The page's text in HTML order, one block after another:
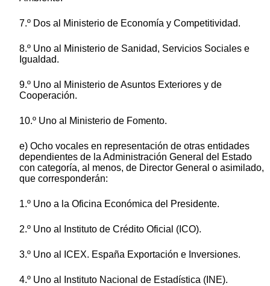
7.º Dos al Ministerio de Economía y Competitividad.
8.º Uno al Ministerio de Sanidad, Servicios Sociales e
Igualdad.
9.º Uno al Ministerio de Asuntos Exteriores y de
Cooperación.
10.º Uno al Ministerio de Fomento.
e) Ocho vocales en representación de otras entidades
dependientes de la Administración General del Estado
con categoría, al menos, de Director General o asimilado,
que corresponderán:
1.º Uno a la Oficina Económica del Presidente.
2.º Uno al Instituto de Crédito Oficial (ICO).
3.º Uno al ICEX. España Exportación e Inversiones.
4.º Uno al Instituto Nacional de Estadística (INE).